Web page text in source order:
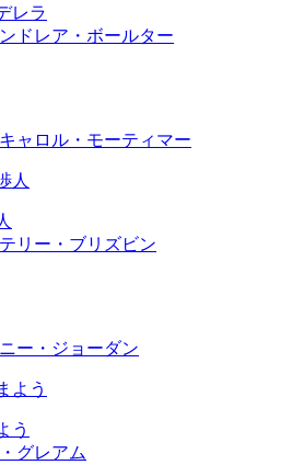
レラ
ドレア・ボールター
キャロル・モーティマー
テリー・ブリズビン
ー・ジョーダン
う
グレアム